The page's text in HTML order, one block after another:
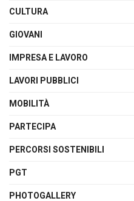
CULTURA
GIOVANI
IMPRESA E LAVORO
LAVORI PUBBLICI
MOBILITÀ
PARTECIPA
PERCORSI SOSTENIBILI
PGT
PHOTOGALLERY